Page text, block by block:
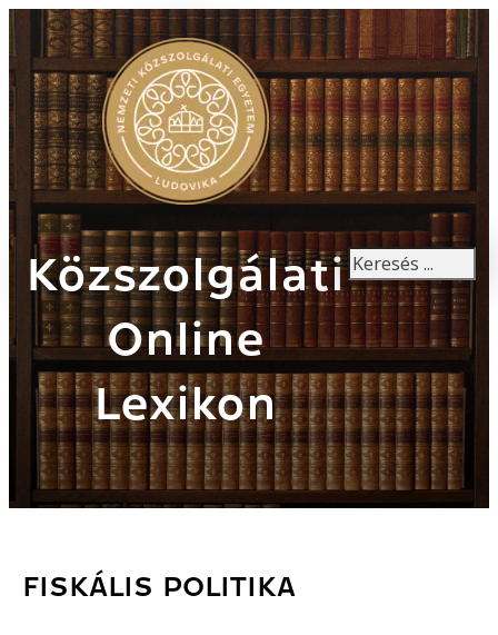
Közszolgálati
Online
Lexikon
Keresés
FISKÁLIS POLITIKA